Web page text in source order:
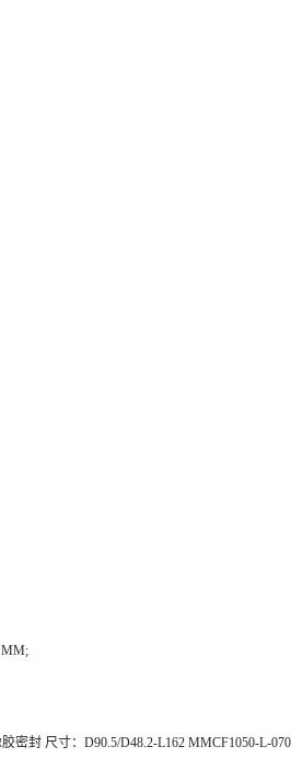
MM;
尺寸：D90.5/D48.2-L162 MMCF1050-L-